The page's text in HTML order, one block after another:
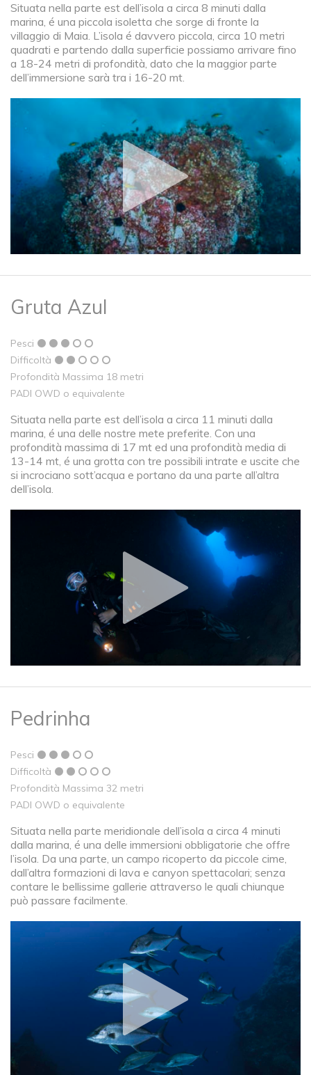
Situata nella parte est dell’isola a circa 8 minuti dalla
marina, é una piccola isoletta che sorge di fronte la
villaggio di Maia. L’isola é davvero piccola, circa 10 metri
quadrati e partendo dalla superficie possiamo arrivare fino
a 18-24 metri di profondità, dato che la maggior parte
dell’immersione sarà tra i 16-20 mt.
Gruta Azul
Pesci
Difficoltà
Profondità Massima 18 metri
PADI OWD o equivalente
Situata nella parte est dell’isola a circa 11 minuti dalla
marina, é una delle nostre mete preferite. Con una
profondità massima di 17 mt ed una profondità media di
13-14 mt, é una grotta con tre possibili intrate e uscite che
si incrociano sott’acqua e portano da una parte all’altra
dell’isola.
Pedrinha
Pesci
Difficoltà
Profondità Massima 32 metri
PADI OWD o equivalente
Situata nella parte meridionale dell’isola a circa 4 minuti
dalla marina, é una delle immersioni obbligatorie che offre
l’isola. Da una parte, un campo ricoperto da piccole cime,
dall’altra formazioni di lava e canyon spettacolari; senza
contare le bellissime gallerie attraverso le quali chiunque
può passare facilmente.